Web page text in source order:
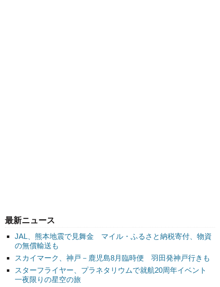
最新ニュース
JAL、熊本地震で見舞金 マイル・ふるさと納税寄付、物資
の無償輸送も
スカイマーク、神戸－鹿児島8月臨時便 羽田発神戸行きも
スターフライヤー、プラネタリウムで就航20周年イベント
一夜限りの星空の旅